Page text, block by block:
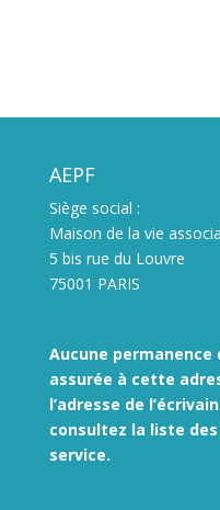
AEPF
Siège social :
Maison de la vie
5 bis rue du Louvre
75001 PARIS
Aucune permanence
assurée à cette
l’adresse de
consultez la liste des
service.